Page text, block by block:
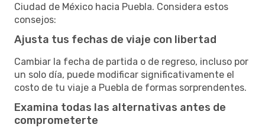
Ciudad de México hacia Puebla. Considera estos
consejos:
Ajusta tus fechas de viaje con libertad
Cambiar la fecha de partida o de regreso, incluso por
un solo día, puede modificar significativamente el
costo de tu viaje a Puebla de formas sorprendentes.
Examina todas las alternativas antes de
comprometerte